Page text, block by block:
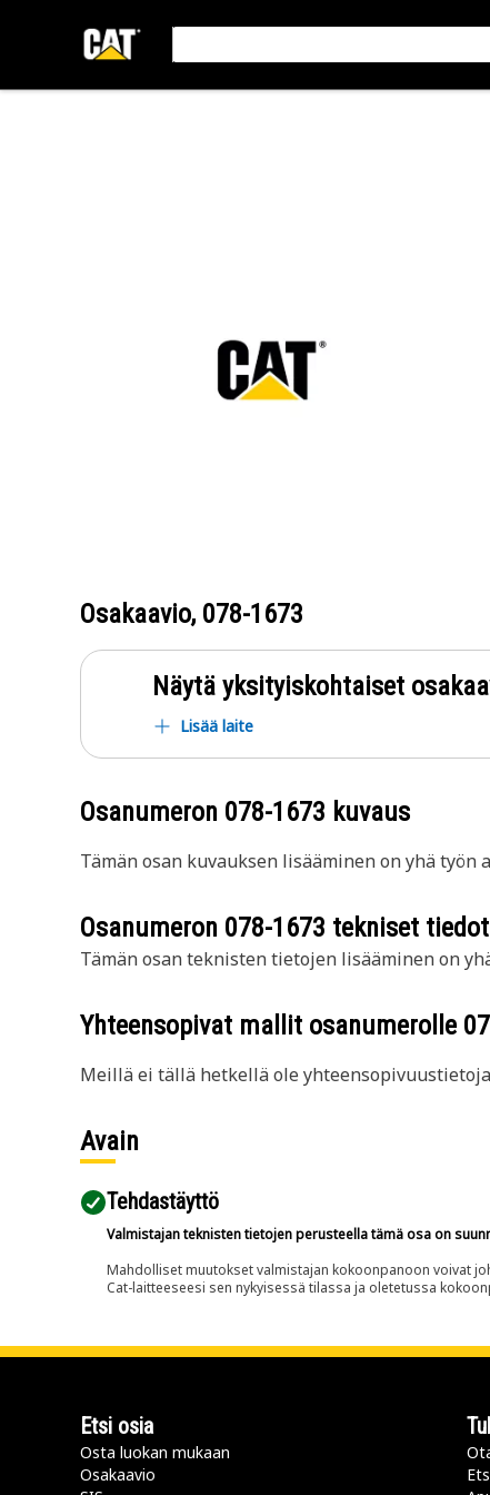
Osakaavio, 078-1673
Näytä yksityiskohtaiset
Lisää laite
Osanumeron 078-1673 kuvaus
Tämän osan kuvauksen lisääminen on yhä työn
Osanumeron 078-1673 tekniset tiedot
Tämän osan teknisten tietojen lisääminen on
Yhteensopivat mallit osanumerolle
Meillä ei tällä hetkellä ole
Avain
Tehdastäyttö
Valmistajan teknisten tietojen perusteella tämä osa on
Mahdolliset muutokset valmistajan kokoonpanoon voivat
Cat-laitteeseesi sen nykyisessä tilassa ja oletetussa
Etsi osia
Osta luokan mukaan
Osakaavio